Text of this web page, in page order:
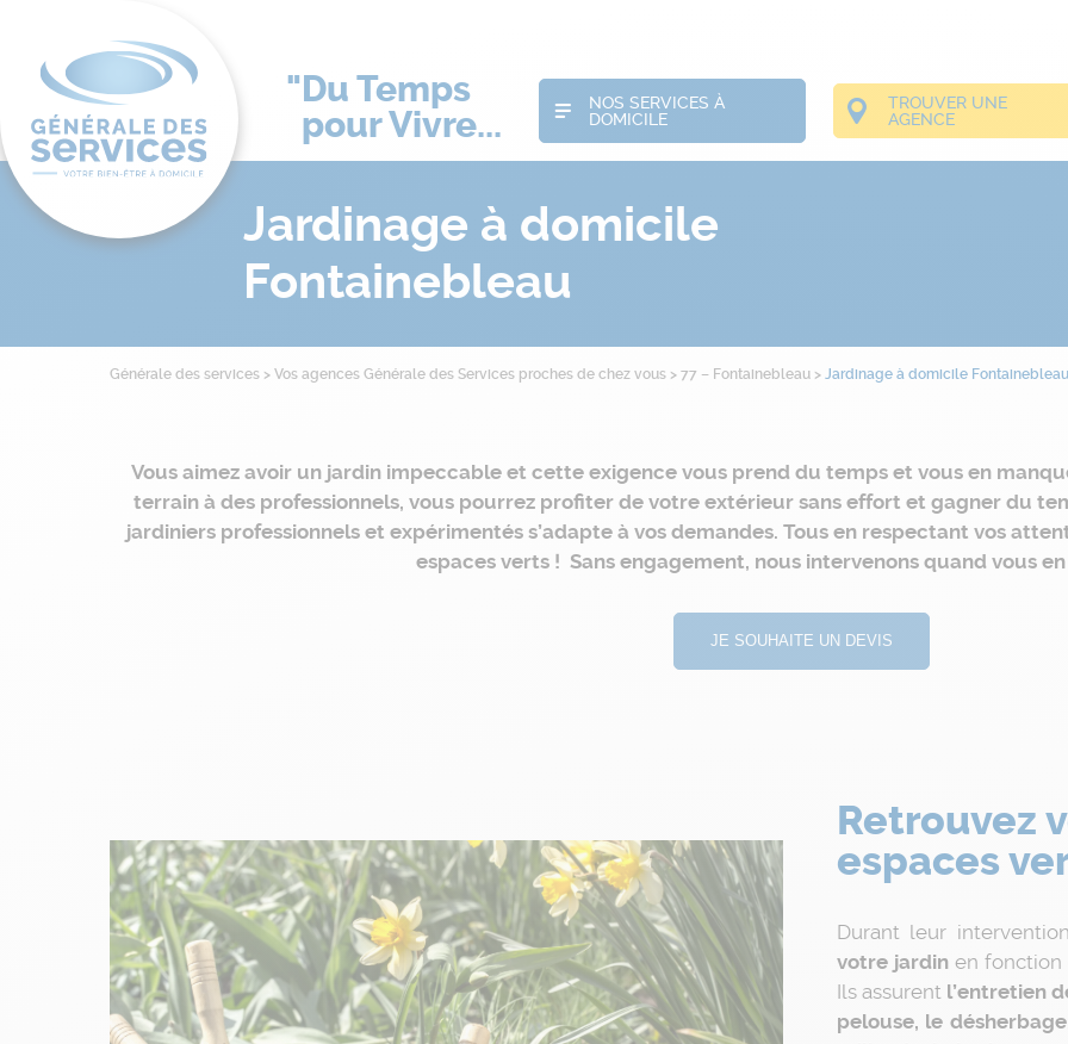
Du Temps
pour Vivre...
NOS SERVICES À
DOMICILE
TROUVER UNE
AGENCE
Jardinage à domicile
Fontainebleau
Générale des services > Vos agences Générale des Services proches de chez vous > 77 – Fontainebleau > Jardinage à domicile Fontainebleau
Vous aimez avoir un jardin impeccable et cette exigence vous prend du temps et vous en
terrain à des professionnels, vous pourrez profiter de votre extérieur sans effort et gagner du
jardiniers professionnels et expérimentés s’adapte à vos demandes. Tous en respectant vos
espaces verts ! Sans engagement, nous intervenons quand vous en
JE SOUHAITE UN DEVIS
Retrouvez
espaces
Durant leur
votre jardin en fonction
Ils assurent l’entretien
pelouse, le désherbage